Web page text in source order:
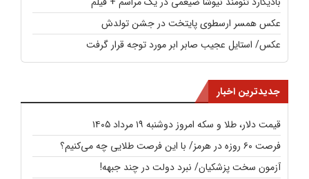
عکس همسر ارسطوی پایتخت در جشن تولدش
عکس/ استایل عجیب صابر ابر مورد توجه قرار گرفت
جدیدترین اخبار
قیمت دلار، طلا و سکه امروز دوشنبه ۱۹ مرداد ۱۴۰۵
فرصت ۶۰ روزه در هرمز/ با این فرصت طلایی چه می‌کنیم؟
آزمون سخت پزشکیان/ نبرد دولت در چند جبهه!